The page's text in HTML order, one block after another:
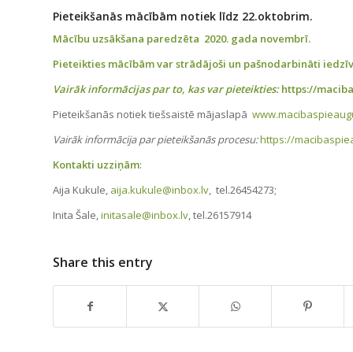
Pieteikšanās mācībām notiek līdz 22.oktobrim.
Mācību uzsākšana paredzēta 2020. gada novembrī.
Pieteikties mācībām varstrādājoši un pašnodarbināti
Vairāk informācijas par to, kas var pieteikties: https://
Pieteikšanās notiek tiešsaistē mājaslapā
Vairāk informācija par pieteikšanās procesu:https://
Kontakti uzziņām:
Aija Kukule, aija.kukule@inbox.lv, tel.26454273;
Inita Šale,initasale@inbox.lv, tel.26157914
Share this entry